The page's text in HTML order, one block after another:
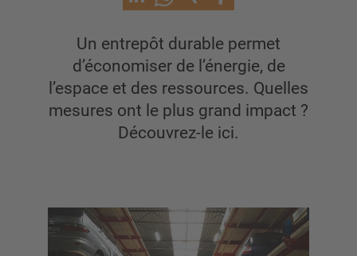
Un entrepôt durable permet
d’économiser de l’énergie, de
l’espace et des ressources. Quelles
mesures ont le plus grand impact ?
Découvrez-le ici.
Rayonnage cantilever double-face
Cantilever mobile
Rayonnage cantilever pour charges longues
Autres rayonnages cantilever